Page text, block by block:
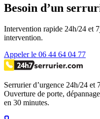
Besoin d’un
Intervention rapide 24h/24 et
intervention.
Appeler le 06 44 64 04 77
Serrurier d’urgence 24h/24 et
Ouverture de porte,
en 30 minutes.